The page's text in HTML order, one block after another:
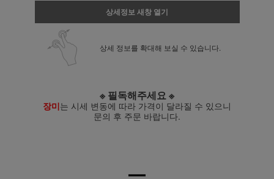
상세정보 새창 열기
상세 정보를 확대해 보실 수 있습니다.
※ 필독해주세요 ※
장미는 시세 변동에 따라 가격이 달라질 수 있으니
문의 후 주문 바랍니다.